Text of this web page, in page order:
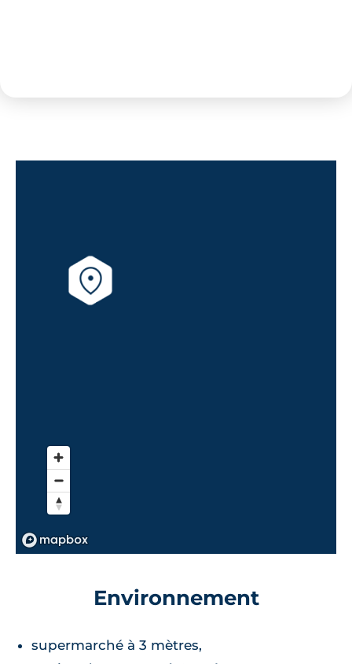
Environnement
supermarché à 3 mètres,